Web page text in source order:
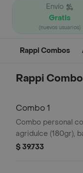
Envío
Gratis
(nuevos usuarios)
Rappi Combos
Rappi
Combo 1
Combo personal
agridulce (180gr),
(240gr), 1 lumpia y
$ 39.733